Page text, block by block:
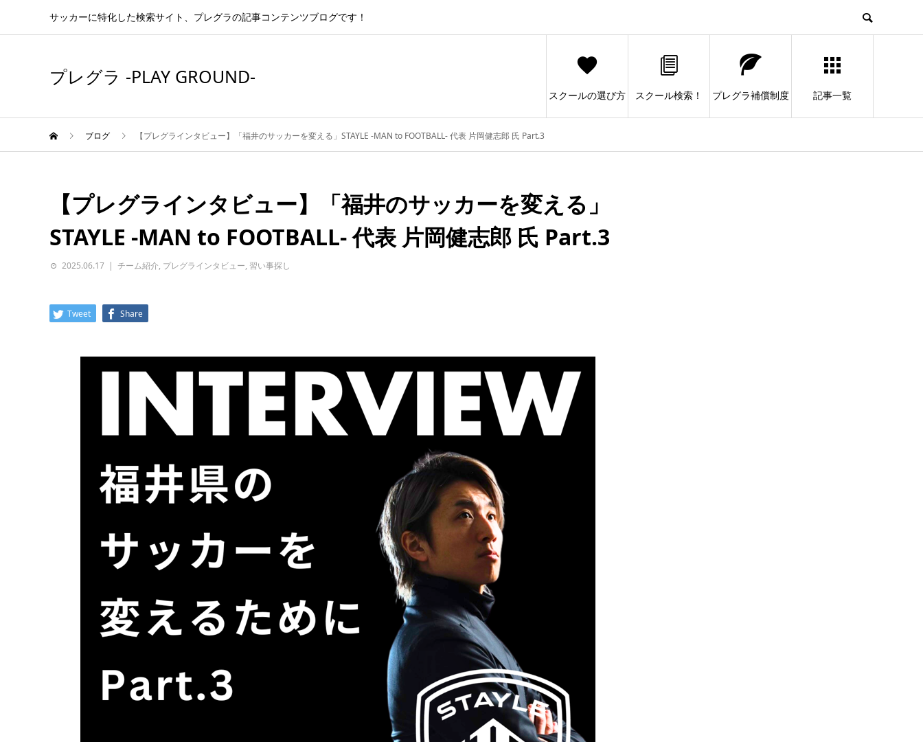
サッカーに特化した検索サイト、プレグラの記事コンテンツブログです！
プレグラ -PLAY GROUND-
スクールの選び方 スクール検索！ プレグラ補償制度 記事一覧
ブログ 【プレグラインタビュー】「福井のサッカーを変える」STAYLE -MAN to FOOTBALL- 代表 片岡健志郎 氏 Part.3
【プレグラインタビュー】「福井のサッカーを変える」
STAYLE -MAN to FOOTBALL- 代表 片岡健志郎 氏 Part.3
2025.06.17 チーム紹介, プレグラインタビュー, 習い事探し
Tweet Share